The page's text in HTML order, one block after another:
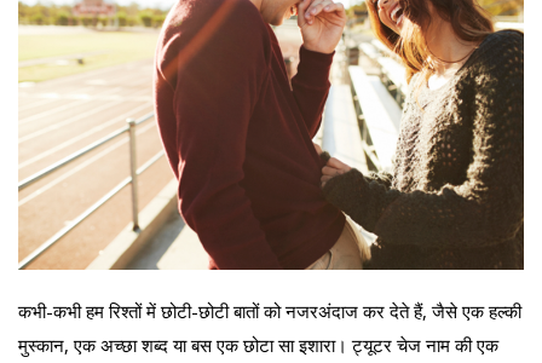
कभी-कभी हम रिश्तों में छोटी-छोटी बातों को नजरअंदाज कर देते हैं, जैसे एक हल्की
मुस्कान, एक अच्छा शब्द या बस एक छोटा सा इशारा। ट्यूटर चेज नाम की एक